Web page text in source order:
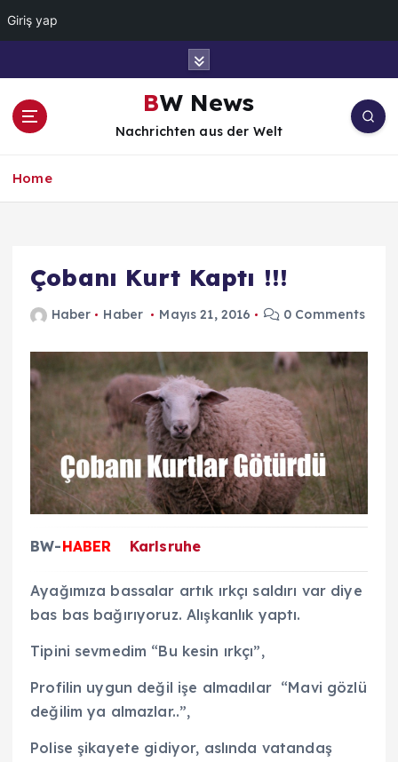
Giriş yap
BW News
Nachrichten aus der Welt
Home
Çobanı Kurt Kaptı !!!
Haber Haber Mayıs 21, 2016 0 Comments
BW-HABER Karlsruhe
Ayağımıza bassalar artık ırkçı saldırı var diye
bas bas bağırıyoruz. Alışkanlık yaptı.
Tipini sevmedim “Bu kesin ırkçı”,
Profilin uygun değil işe almadılar “Mavi gözlü
değilim ya almazlar..”,
Polise şikayete gidiyor, aslında vatandaş